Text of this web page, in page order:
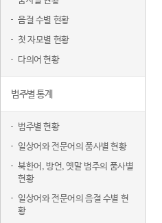
음절 수별 현황
첫 자모별 현황
다의어 현황
범주별 통계
범주별 현황
일상어와 전문어의 품사별 현황
북한어, 방언, 옛말 범주의 품사별
현황
일상어와 전문어의 음절 수별 현
황